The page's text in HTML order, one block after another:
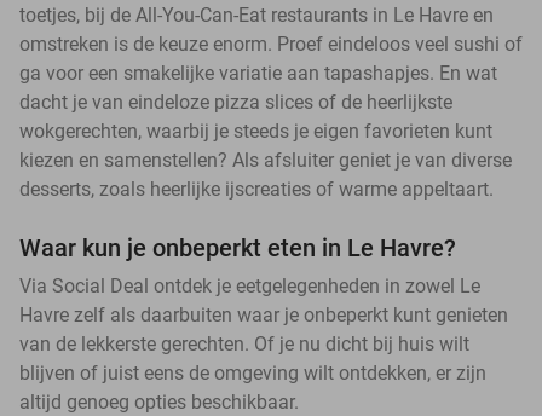
toetjes, bij de All-You-Can-Eat restaurants in Le Havre en
omstreken is de keuze enorm. Proef eindeloos veel sushi of
ga voor een smakelijke variatie aan tapashapjes. En wat
dacht je van eindeloze pizza slices of de heerlijkste
wokgerechten, waarbij je steeds je eigen favorieten kunt
kiezen en samenstellen? Als afsluiter geniet je van diverse
desserts, zoals heerlijke ijscreaties of warme appeltaart.
Waar kun je onbeperkt eten in Le Havre?
Via Social Deal ontdek je eetgelegenheden in zowel Le
Havre zelf als daarbuiten waar je onbeperkt kunt genieten
van de lekkerste gerechten. Of je nu dicht bij huis wilt
blijven of juist eens de omgeving wilt ontdekken, er zijn
altijd genoeg opties beschikbaar.